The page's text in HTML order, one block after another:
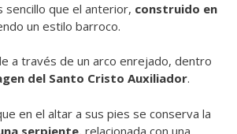
sencillo que el anterior, construido en
un estilo barroco.
a través de un arco enrejado, dentro
del Santo Cristo Auxiliador.
en el altar a sus pies se conserva la
serpiente, relacionada con una